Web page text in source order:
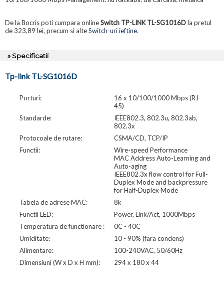
De la Bocris poti cumpara onlineSwitch TP-LINK TL-SG1016Dla pretul
de 323,89 lei, precum si alteSwitch-uri ieftine.
» Specificatii
Tp-link TL-SG1016D
Porturi:
16 x 10/100/1000 Mbps (RJ-
45)
Standarde:
IEEE802.3, 802.3u, 802.3ab,
802.3x
Protocoale de rutare:
CSMA/CD, TCP/IP
Functii:
Wire-speed Performance
MAC Address Auto-Learning and
Auto-aging
IEEE802.3x flow control for Full-
Duplex Mode and backpressure
for Half-Duplex Mode
Tabela de adrese MAC:
8k
Functii LED:
Power, Link/Act, 1000Mbps
Temperatura de functionare :
0C - 40C
Umiditate:
10 - 90% (fara condens)
Alimentare:
100-240VAC, 50/60Hz
Dimensiuni (W x D x H mm):
294 x 180 x 44